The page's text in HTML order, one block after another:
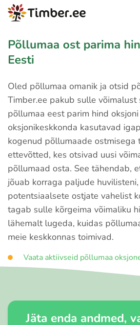
Põllumaa ost parima
Eesti
Oled põllumaa omanik ja otsid
Timber.ee pakub sulle võimalust
põllumaa eest parim hind
oksjonikeskkonda kasutavad
kogenud põllumaade ostmisega
ettevõtted, kes otsivad uusi
põllumaad osta. See tähendab,
jõuab korraga paljude
potentsiaalsete ostjate vahelist
tagab sulle kõrgeima võimaliku
lähemalt lugeda, kuidas
meie keskkonnas toimivad.
Vaata aktiivseid põllumaa
Jäta enda andmed,